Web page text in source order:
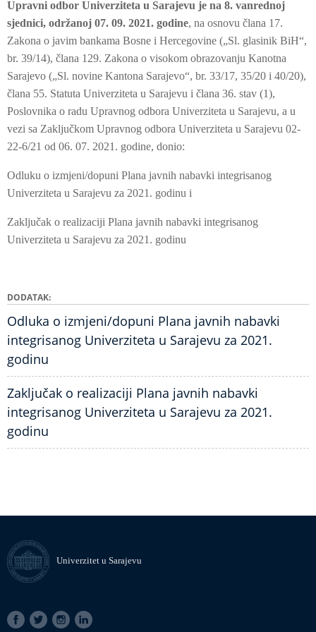
Upravni odbor Univerziteta u Sarajevu je na 8. vanrednoj
sjednici, održanoj 07. 09. 2021. godine, na osnovu člana 17.
Zakona o javim bankama Bosne i Hercegovine („Sl. glasinik BiH“,
br. 39/14), člana 129. Zakona o visokom obrazovanju Kanotna
Sarajevo („Sl. novine Kantona Sarajevo“, br. 33/17, 35/20 i 40/20),
člana 55. Statuta Univerziteta u Sarajevu i člana 36. stav (1),
Poslovnika o radu Upravnog odbora Univerziteta u Sarajevu, a u
vezi sa Zaključkom Upravnog odbora Univerziteta u Sarajevu 02-
22-6/21 od 06. 07. 2021. godine, donio:
Odluku o izmjeni/dopuni Plana javnih nabavki integrisanog
Univerziteta u Sarajevu za 2021. godinu i
Zaključak o realizaciji Plana javnih nabavki integrisanog
Univerziteta u Sarajevu za 2021. godinu
DODATAK
Odluka o izmjeni/dopuni Plana javnih nabavki
integrisanog Univerziteta u Sarajevu za 2021.
godinu
Zaključak o realizaciji Plana javnih nabavki
integrisanog Univerziteta u Sarajevu za 2021.
godinu
Univerzitet u Sarajevu
SOCIAL
LINKS